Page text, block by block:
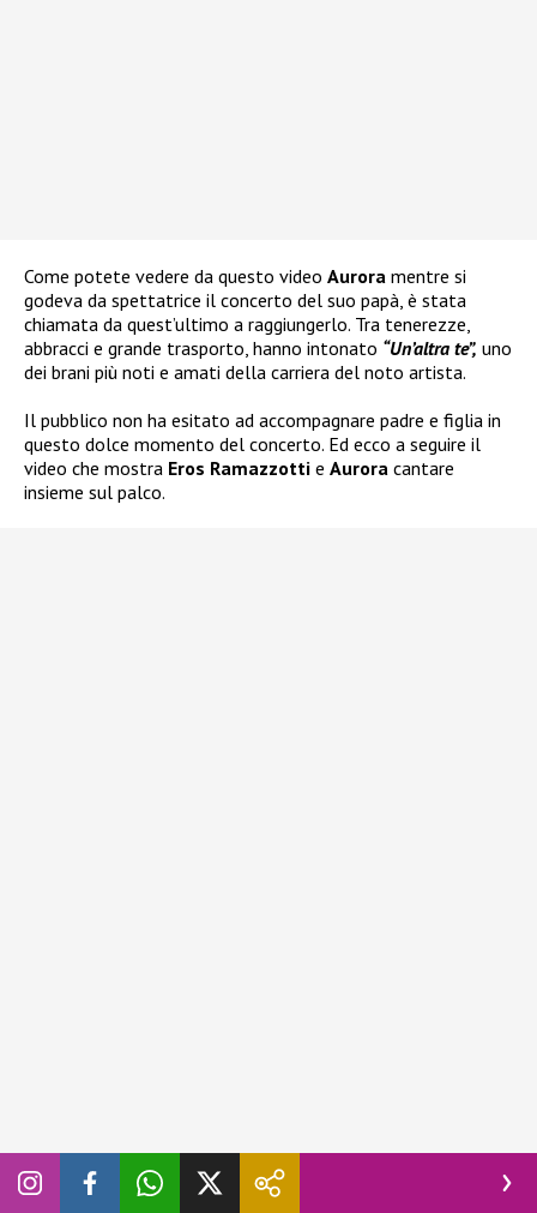
Come potete vedere da questo video Aurora mentre si
godeva da spettatrice il concerto del suo papà, è stata
chiamata da quest’ultimo a raggiungerlo. Tra tenerezze,
abbracci e grande trasporto, hanno intonato “Un’altra te”, uno
dei brani più noti e amati della carriera del noto artista.
Il pubblico non ha esitato ad accompagnare padre e figlia in
questo dolce momento del concerto. Ed ecco a seguire il
video che mostra Eros Ramazzotti e Aurora cantare
insieme sul palco.